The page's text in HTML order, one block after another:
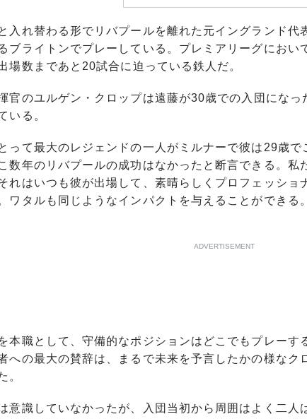
入れ替わる形でリバプールを離れた元イングランド代
ブライトンでプレーしている。プレミアリーグにおい
場数まであと20試合に迫っている鉄人だ。
官のユルゲン・クロップは遠藤が30歳での入団になっ
いる。
とって最大のレジェンドの一人がミルナーで彼は29歳
数年のリバプールの成功はなかったと断言できる。私
れはいつも彼が出場して、素晴らしくプロフェッショ
ワタルも同じようなインパクトを与えることができる
ADVERTISEMENT
本職として、守備的なポジションはどこでもプレーす
への最大の賛辞は、まるで未来を予言したかの様なク
。
意識していなかったが、入団当初から周囲はよく二人